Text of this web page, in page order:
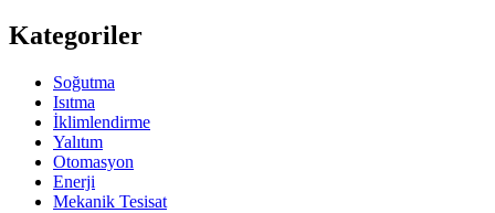
Kategoriler
Soğutma
Isıtma
İklimlendirme
Yalıtım
Otomasyon
Enerji
Mekanik Tesisat